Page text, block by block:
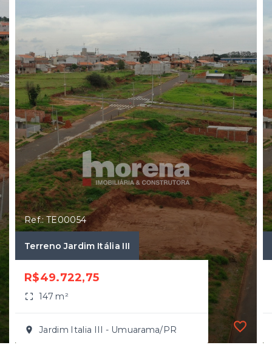
Ref.: TE00054
Terreno Jardim Itália III
R$49.722,75
147 m²
Jardim Italia III - Umuarama/PR